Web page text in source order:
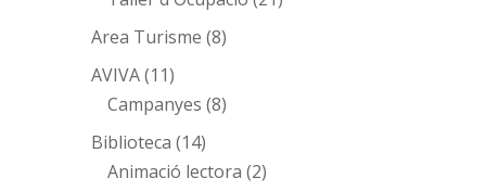
Area Turisme (8)
AVIVA(11)
Campanyes (8)
Biblioteca (14)
Animació lectora (2)